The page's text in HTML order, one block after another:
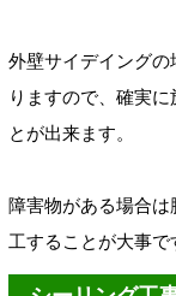
外壁サイデイング
りますので、確実
とが出来ます。
障害物がある場合
工することが大事で